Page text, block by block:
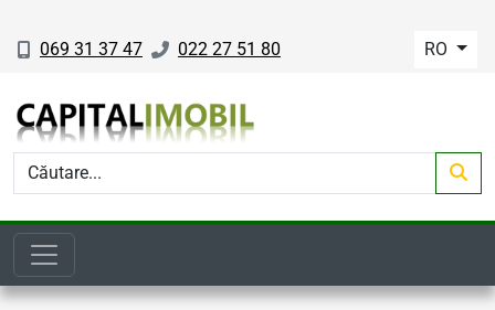
069 31 37 47 022 27 51 80 RO